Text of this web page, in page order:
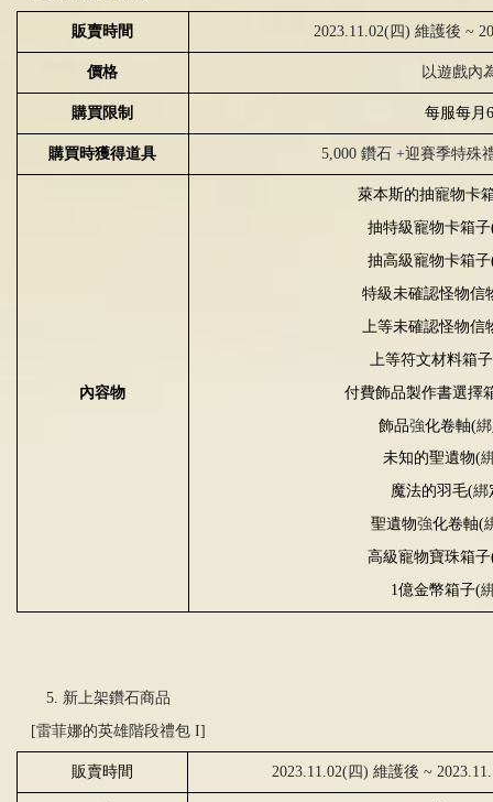
販賣時間 2023.11.02(四) 維護後 ~
價格 以遊戲內
購買限制 每服每月
購買時獲得道具 5,000 鑽石 +迎賽季特殊
內容物
萊本斯的抽寵物卡
抽特級寵物卡箱子
抽高級寵物卡箱子
特級未確認怪物信
上等未確認怪物信
上等符文材料箱子
付費飾品製作書選擇
飾品強化卷軸(綁
未知的聖遺物(
魔法的羽毛(綁
聖遺物強化卷軸(
高級寵物寶珠箱子
1億金幣箱子(
5. 新上架鑽石商品
[雷菲娜的英雄階段禮包 I]
販賣時間 2023.11.02(四) 維護後 ~